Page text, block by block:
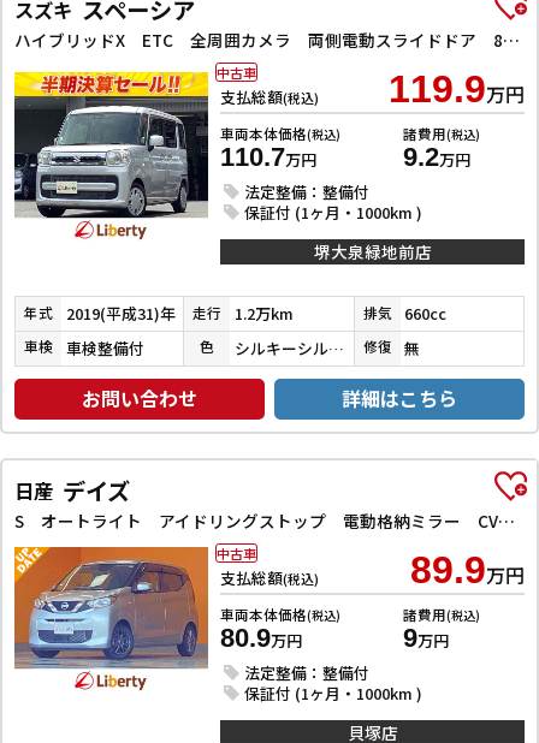
スズキ スペーシア
ハイブリッドX ETC 全周囲カメラ 両側電動スライドドア 8型ナビ TV クリアランスソナー レーンアシスト 衝突被害軽減システム オートライト スマートキー アイドリングストップ 電動格納ミラー
支払総額(税込) 119.9万円
車両本体価格(税込)
110.7万円
諸費用(税込)
9.2万円
法定整備：整備付
保証付 (1ヶ月・1000km )
中古車
堺大泉緑地前店
年式 2019(平成31)年 走行 1.2万km 排気 660cc
車検 車検整備付 色 シルキーシルバーメタリック 修復 無
お問い合わせ 詳細はこちら
日産 デイズ
S オートライト アイドリングストップ 電動格納ミラー CVT ABS ESC CD USB アルミホイール エアコン パワーステアリング パワーウィンドウ
支払総額(税込) 89.9万円
車両本体価格(税込)
80.9万円
諸費用(税込)
9万円
法定整備：整備付
保証付 (1ヶ月・1000km )
中古車
貝塚店